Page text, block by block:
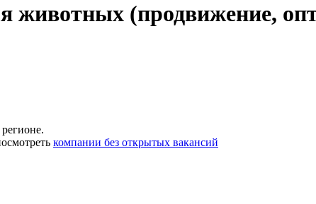
животных (продвижение,
компании без открытых вакансий